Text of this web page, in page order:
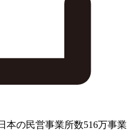
の民営事業所数516万事業